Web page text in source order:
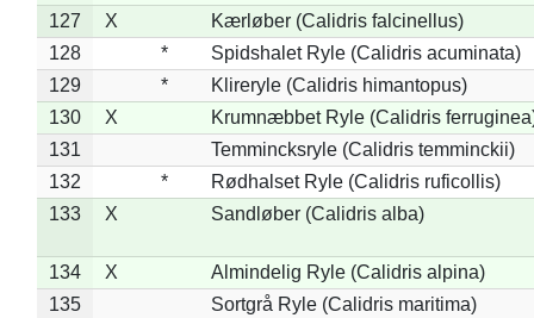
127
X
Kærløber (Calidris falcinellus)
128
*
Spidshalet Ryle (Calidris acuminata)
129
*
Klireryle (Calidris himantopus)
130
X
Krumnæbbet Ryle (Calidris
131
Temmincksryle (Calidris temminckii)
132
*
Rødhalset Ryle (Calidris ruficollis)
133
X Sandløber (Calidris alba)
134 X
Almindelig Ryle (Calidris alpina)
135
Sortgrå Ryle (Calidris maritima)